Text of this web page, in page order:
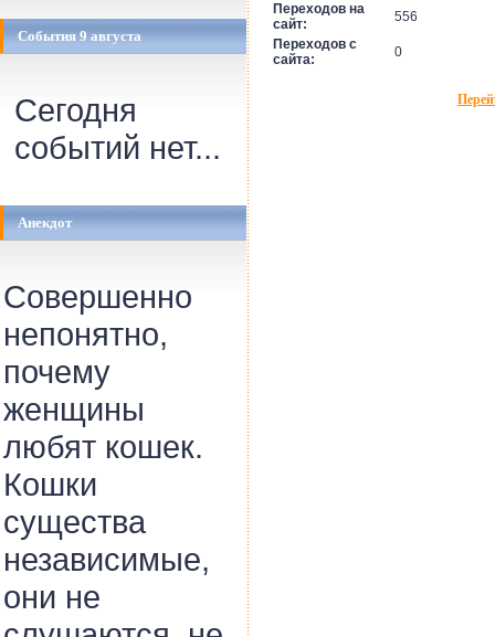
События 9 августа
Сегодня
событий нет...
Анекдот
Совершенно
непонятно,
почему
женщины
любят кошек.
Кошки
существа
независимые,
они не
Переходов на
сайт:
556
Переходов с
сайта:
0